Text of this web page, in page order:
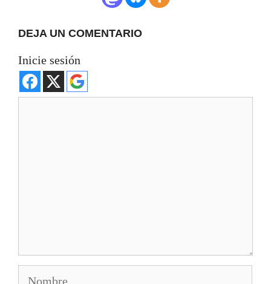
DEJA UN COMENTARIO
Inicie sesión